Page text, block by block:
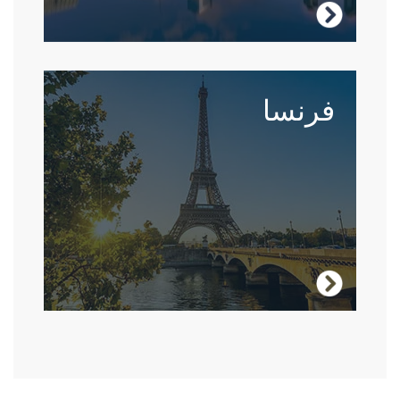
زر الولايات المتحدة الامريكية
فرنسا
إن الفرنسيين شغوفون بلغتهم، لذا فإن الدراسة
في قلب فرنسا سوف تحسن من مهاراتك وتبني
ثقتك.
زر فرنسا